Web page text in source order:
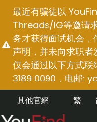
容
最近有骗徒以
Threads/IG等邀请
务才获得面试机会
声明，并未向求职
仅会通过以下方式
3189 0090，电邮:
其他官網 繁